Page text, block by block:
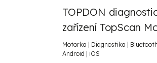
TOPDON
zařízení TopScan
Motorka | Diagnostika |
Android | iOS